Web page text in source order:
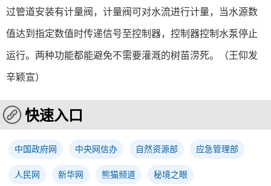
过管道安装有计量阀，计量阀可对水流进行计量，当水源数
值达到指定数值时传递信号至控制器，控制器控制水泵停止
运行。两种功能都能避免不需要灌溉的树苗涝死。（王仰发
辛颖宣）
快速入口
中国政府网 中央网信办 自然资源部 应急管理部
人民网 新华网 熊猫频道 秘境之眼